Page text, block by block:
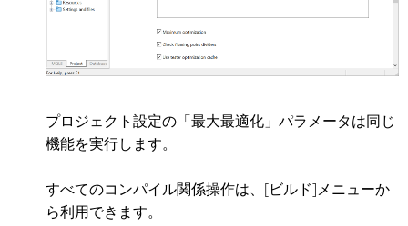
プロジェクト設定の「最大最適化」パラメータは同じ
機能を実行します。
すべてのコンパイル関係操作は、[ビルド]メニューか
ら利用できます。